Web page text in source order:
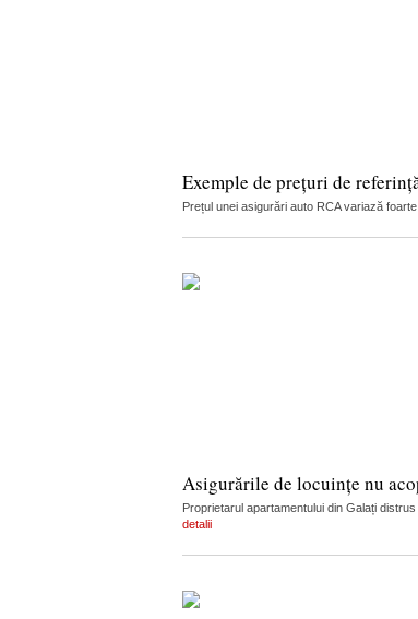
Exemple de prețuri de
Prețul unei asigurări auto RCA variază
Asigurările de locuințe nu
Proprietarul apartamentului din Galați
detalii